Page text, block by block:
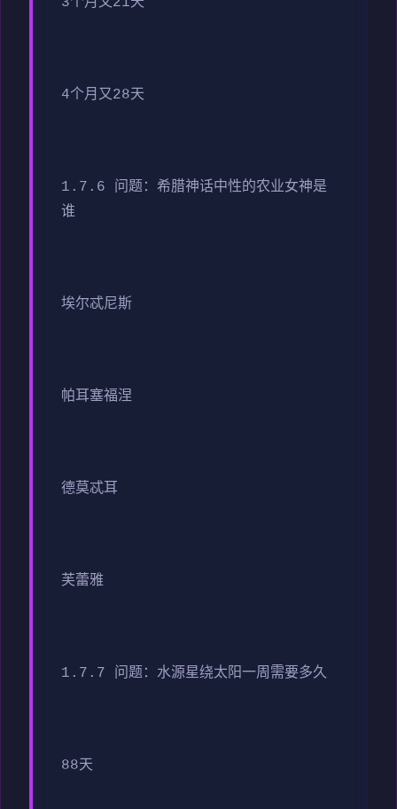
4个月又28天
1.7.6 问题：希腊神话中性的农业女神是
谁
埃尔忒尼斯
帕耳塞福涅
德莫忒耳
芙蕾雅
1.7.7 问题：水源星绕太阳一周需要多久
88天